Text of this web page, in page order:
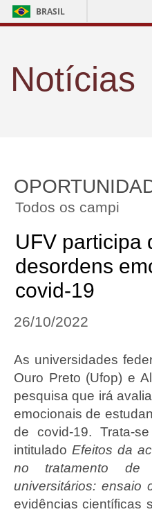
BRASIL
Notícias
Todos os campi
UFV participa
desordens
covid-19
26/10/2022
As universidades
Ouro Preto (Ufop) e
pesquisa que irá
emocionais de
de covid-19. Trata-
intituladoEfeitos da
no tratamento de
universitários: ensaio
evidências científicas